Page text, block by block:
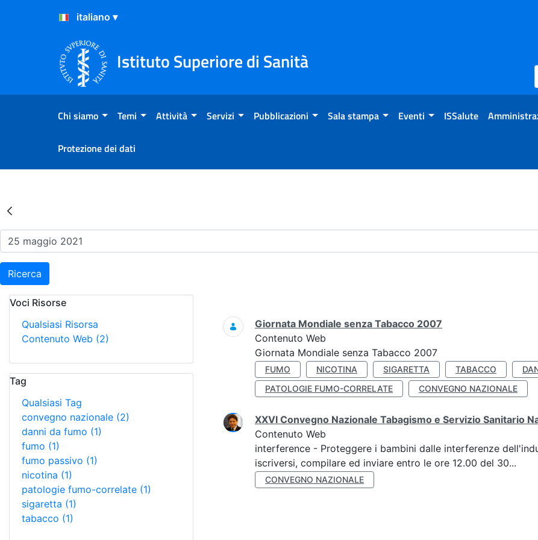
Salta al Contenuto
Salta al Footer
Istituto Superiore di Sanità
Chi siamo Temi Attività Servizi Pubblicazioni Sala stampa Eventi ISSalute
Protezione dei dati
Risultati della Ricerca - Eventi
Ricerca
Voci Risorse
Qualsiasi Risorsa
Contenuto Web (2)
Tag
Qualsiasi Tag
convegno nazionale (2)
danni da fumo (1)
fumo (1)
fumo passivo (1)
nicotina (1)
patologie fumo-correlate (1)
sigaretta (1)
tabacco (1)
Ricerca
Giornata Mondiale senza Tabacco 2007
Contenuto Web
Giornata Mondiale senza Tabacco 2007
FUMO NICOTINA SIGARETTA TABACCO
PATOLOGIE FUMO-CORRELATE
CONVEGNO NAZIONALE
XXVI Convegno Nazionale Tabagismo e Servizio Sanitario
Contenuto Web
interference - Proteggere i bambini dalle interferenze
iscriversi, compilare ed inviare entro le ore 12.00 del 30...
CONVEGNO NAZIONALE